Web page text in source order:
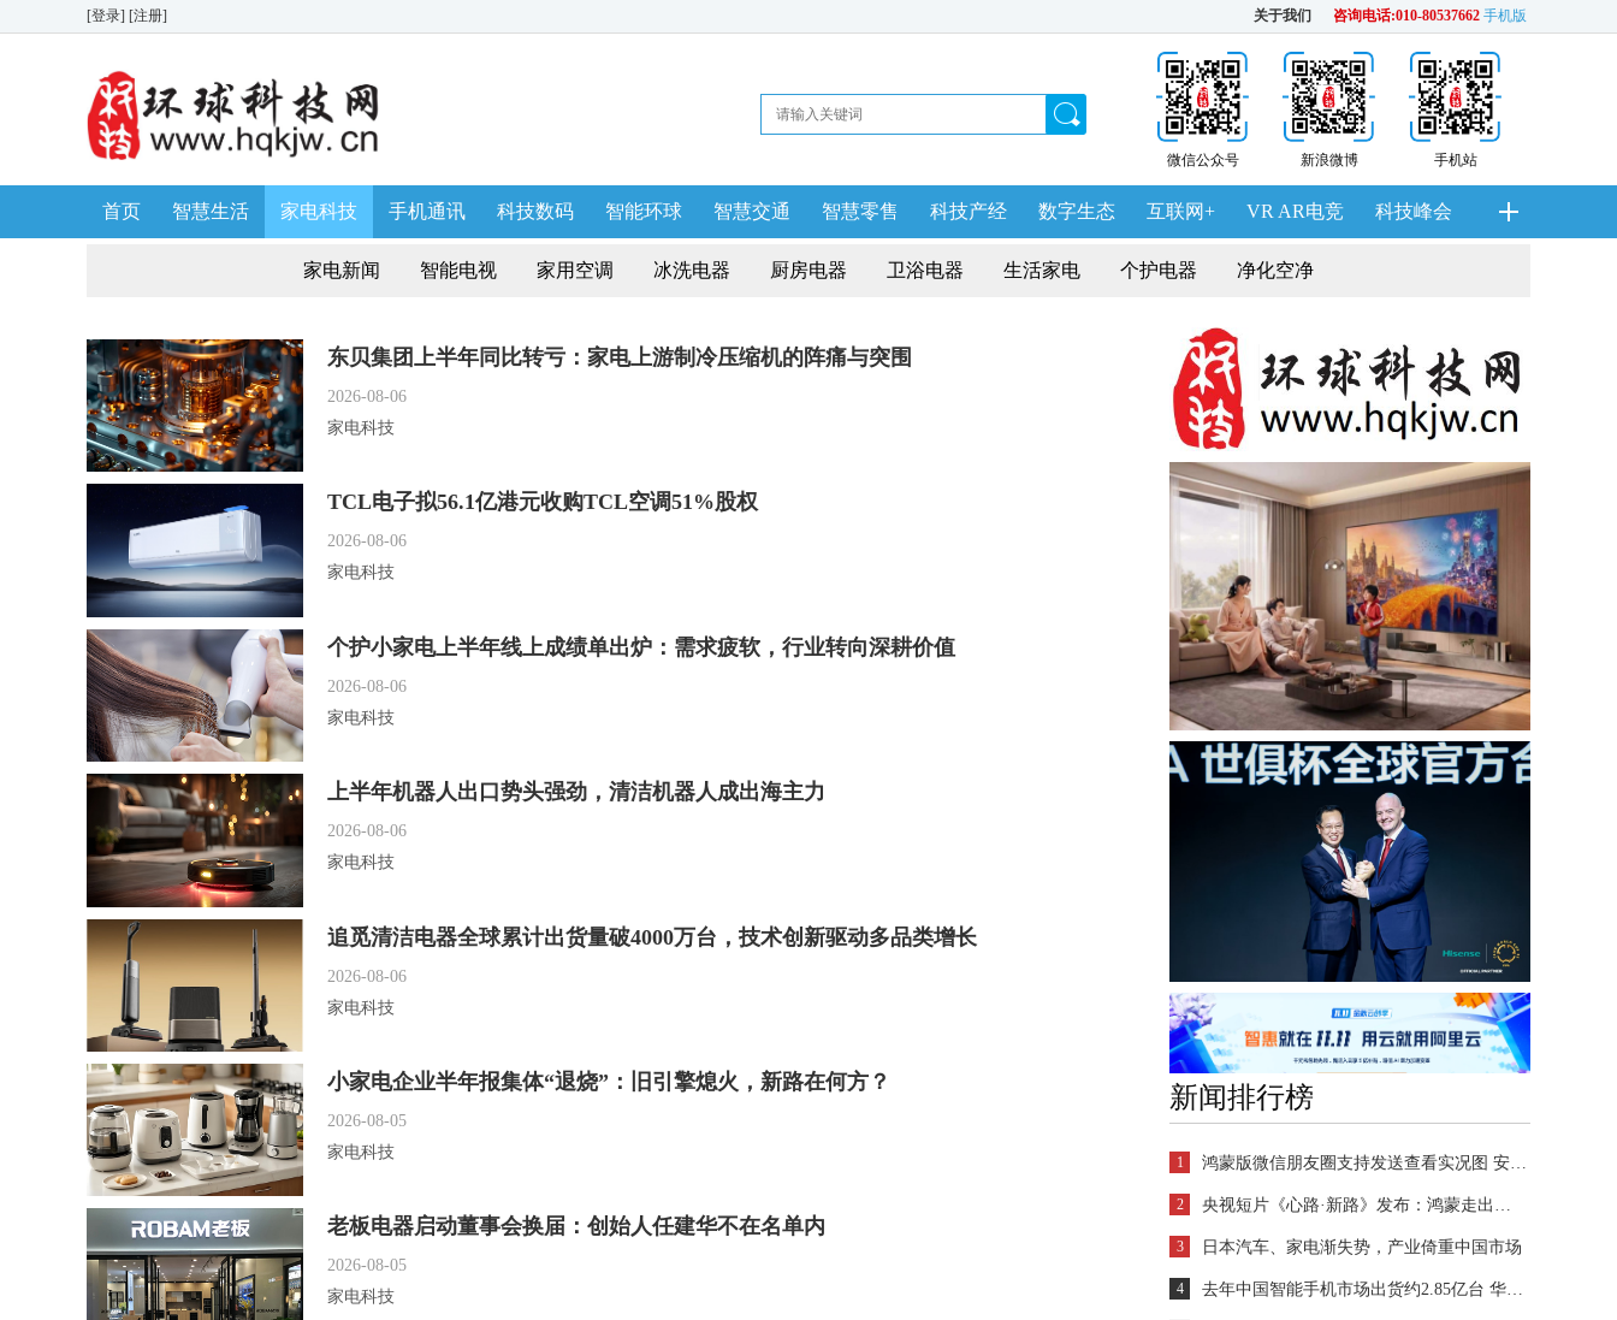
[登录] [注册] 关于我们 咨询电话:010-80537662 手机版
手机站
新浪微博
微信公众号
首页 智慧生活 家电科技 手机通讯 科技数码 智能环球 智慧交通 智慧零售 科技产经 数字生态 互联网+ VR AR电竞 科技峰会
AWE 家博会家电新闻 智能电视 家用空调 冰洗电器 厨房电器 卫浴电器 生活家电 个护电器 净化空净
新闻排行榜
1
2
3 日本汽车、家电渐失势，产业倚重中国市场
4
东贝集团上半年同比转亏：家电上游制冷压缩机的阵痛与突围
2026-08-06
家电科技
TCL电子拟56.1亿港元收购TCL空调51%股权
2026-08-06
家电科技
个护小家电上半年线上成绩单出炉：需求疲软，行业转向深耕价值
2026-08-06
家电科技
上半年机器人出口势头强劲，清洁机器人成出海主力
2026-08-06
家电科技
追觅清洁电器全球累计出货量破4000万台，技术创新驱动多品类增长
2026-08-06
家电科技
小家电企业半年报集体“退烧”：旧引擎熄火，新路在何方？
2026-08-05
家电科技
老板电器启动董事会换届：创始人任建华不在名单内
2026-08-05
家电科技